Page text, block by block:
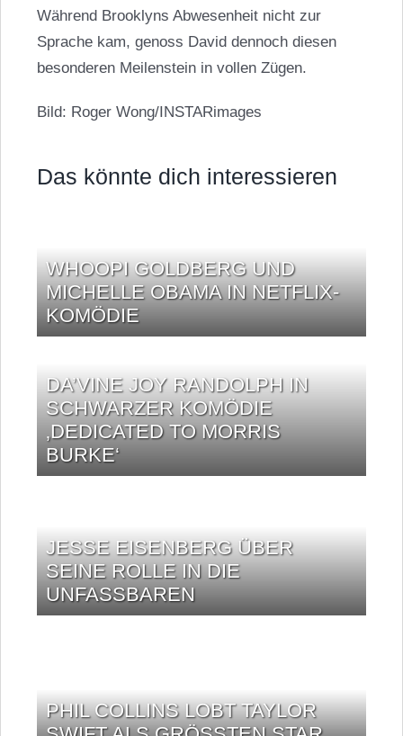
Während Brooklyns Abwesenheit nicht zur
Sprache kam, genoss David dennoch diesen
besonderen Meilenstein in vollen Zügen.
Bild: Roger Wong/INSTARimages
Das könnte dich interessieren
WHOOPI GOLDBERG UND
MICHELLE OBAMA IN NETFLIX-
KOMÖDIE
DA’VINE JOY RANDOLPH IN
SCHWARZER KOMÖDIE
‚DEDICATED TO MORRIS
BURKE‘
JESSE EISENBERG ÜBER
SEINE ROLLE IN DIE
UNFASSBAREN
PHIL COLLINS LOBT TAYLOR